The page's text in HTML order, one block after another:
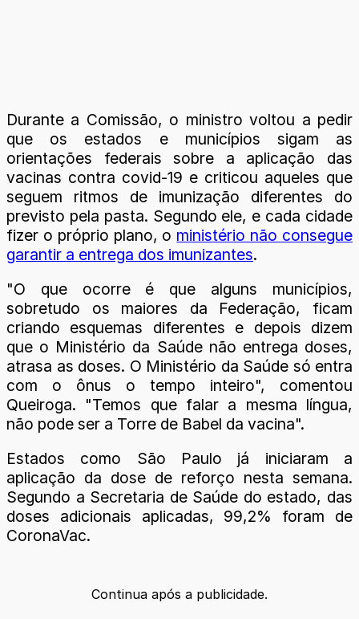
Durante a Comissão, o ministro voltou a pedir
que os estados e municípios sigam as
orientações federais sobre a aplicação das
vacinas contra covid-19 e criticou aqueles que
seguem ritmos de imunização diferentes do
previsto pela pasta. Segundo ele, e cada cidade
fizer o próprio plano, o ministério não consegue
garantir a entrega dos imunizantes.
"O que ocorre é que alguns municípios,
sobretudo os maiores da Federação, ficam
criando esquemas diferentes e depois dizem
que o Ministério da Saúde não entrega doses,
atrasa as doses. O Ministério da Saúde só entra
com o ônus o tempo inteiro", comentou
Queiroga. "Temos que falar a mesma língua,
não pode ser a Torre de Babel da vacina".
Estados como São Paulo já iniciaram a
aplicação da dose de reforço nesta semana.
Segundo a Secretaria de Saúde do estado, das
doses adicionais aplicadas, 99,2% foram de
CoronaVac.
Continua após a publicidade.